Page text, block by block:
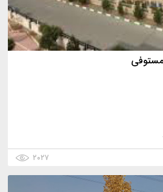
۲۰۲۷